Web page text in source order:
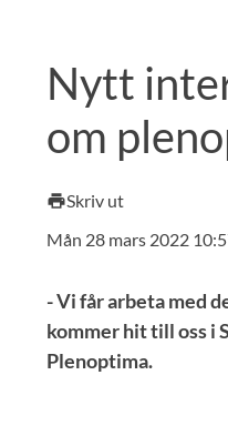
- endast testdata
Nytt
om
printSkriv ut
Mån 28 mars 2022
- Vi får arbeta med
kommer hit till oss i
Plenoptima.